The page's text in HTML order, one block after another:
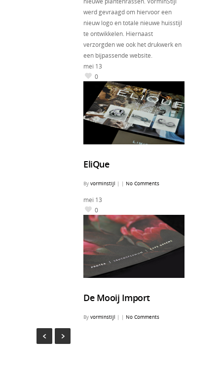
werd gevraagd om hiervoor een
nieuw logo en totale nieuwe huisstijl
te ontwikkelen. Hiernaast
verzorgden we ook het drukwerk en
een bijpassende website.
mei 13
0
EliQue
By vorminstijl | | No Comments
mei 13
0
De Mooij Import
By vorminstijl | | No Comments